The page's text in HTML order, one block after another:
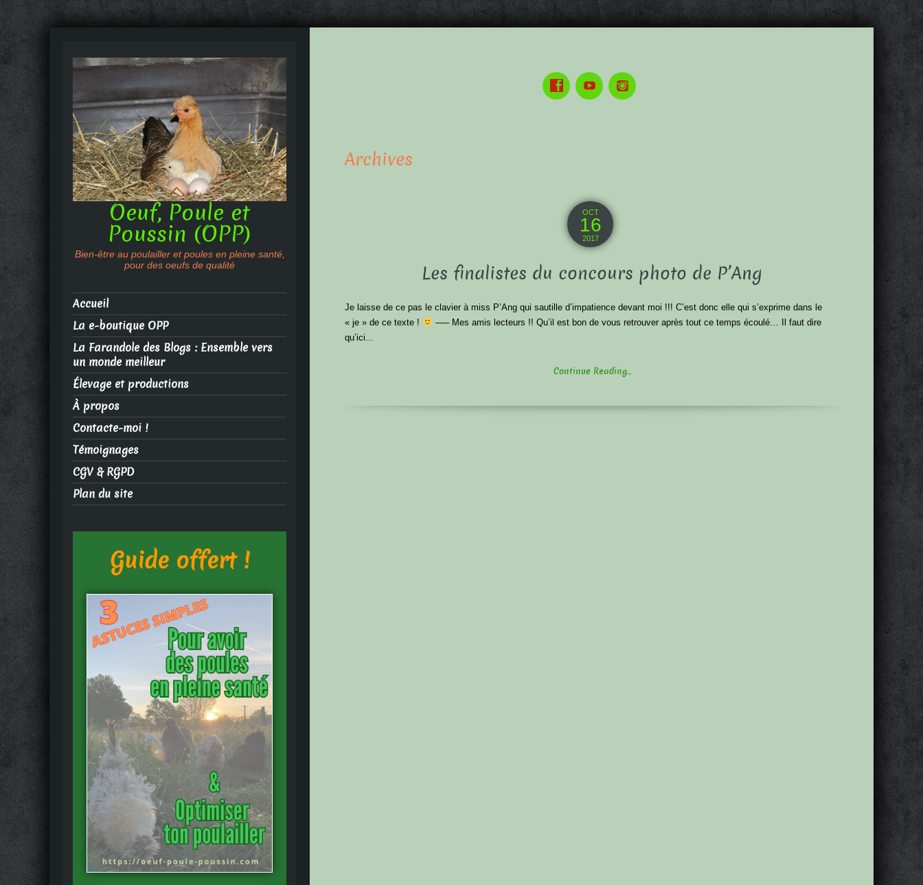
Archives
OCT
16
2017
Les finalistes du concours photo de P’Ang
Je laisse de ce pas le clavier à miss P’Ang qui sautille d’impatience devant moi !!! C’est donc elle qui s’exprime dans le
« je » de ce texte !
—– Mes amis lecteurs !! Qu’il est bon de vous retrouver après tout ce temps écoulé… Il faut dire
qu’ici...
Continue Reading...
Oeuf, Poule et
Poussin (OPP)
Bien-être au poulailler et poules en pleine santé,
pour des oeufs de qualité
Accueil
La e-boutique OPP
La Farandole des Blogs : Ensemble vers
un monde meilleur
Élevage et productions
À propos
Contacte-moi !
Témoignages
CGV & RGPD
Plan du site
Guide offert !